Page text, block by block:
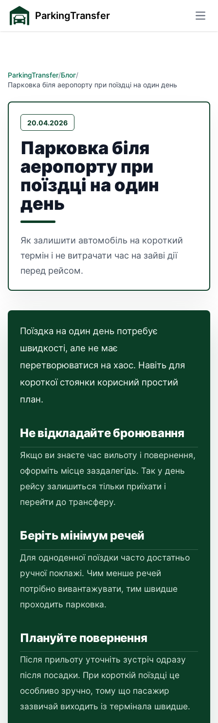
ParkingTransfer
ParkingTransfer/Блог/
Парковка біля аеропорту при поїздці на один день
20.04.2026
Парковка біля
аеропорту при
поїздці на один
день
Як залишити автомобіль на короткий
термін і не витрачати час на зайві дії
перед рейсом.
Поїздка на один день потребує
швидкості, але не має
перетворюватися на хаос. Навіть для
короткої стоянки корисний простий
план.
Не відкладайте бронювання
Якщо ви знаєте час вильоту і повернення,
оформіть місце заздалегідь. Так у день
рейсу залишиться тільки приїхати і
перейти до трансферу.
Беріть мінімум речей
Для одноденної поїздки часто достатньо
ручної поклажі. Чим менше речей
потрібно вивантажувати, тим швидше
проходить парковка.
Плануйте повернення
Після прильоту уточніть зустріч одразу
після посадки. При короткій поїздці це
особливо зручно, тому що пасажир
зазвичай виходить із термінала швидше.